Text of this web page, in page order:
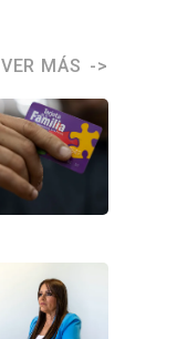
VER MÁS